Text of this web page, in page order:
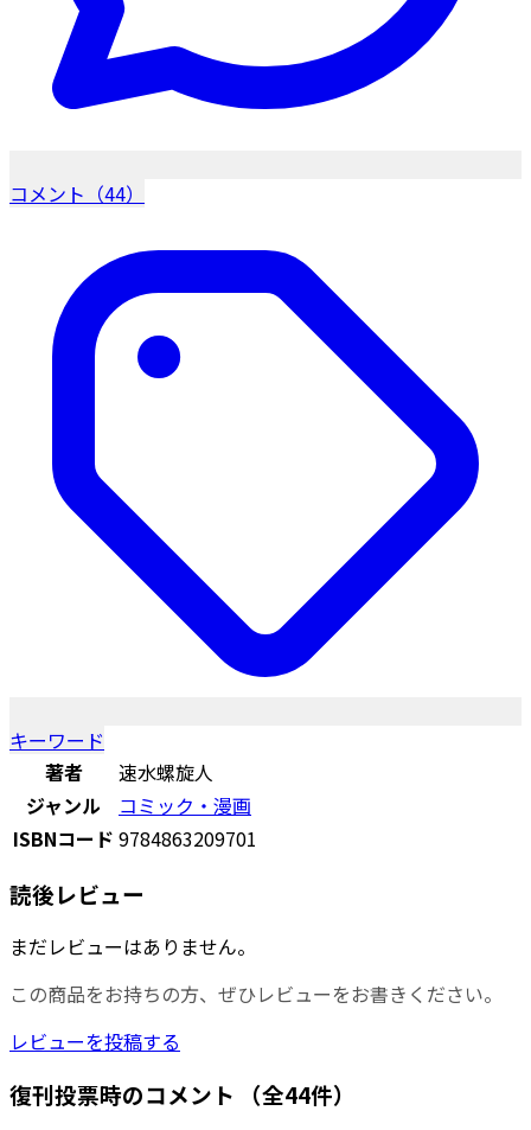
コメント（44）
キーワード
著者
速水螺旋人
ジャンル
コミック・漫画
ISBNコード 9784863209701
読後レビュー
まだレビューはありません。
この商品をお持ちの方、ぜひレビューをお書きください。
レビューを投稿する
復刊投票時のコメント （全44件）